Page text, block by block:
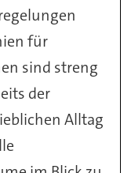
für
sind streng
der
Alltag